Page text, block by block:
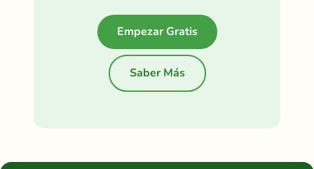
Empezar Gratis
Saber Más